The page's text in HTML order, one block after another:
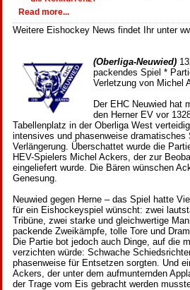
Read more...
Weitere Eishockey News findet Ihr unter
(Oberliga-Neuwied)
packendes Spiel *
Verletzung von Michel
Der EHC Neuwied hat
den Herner EV vor
Tabellenplatz in der Oberliga West
intensives und phasenweise dramatisches
Verlängerung. Überschattet wurde die
HEV-Spielers Michel Ackers, der zur
eingeliefert wurde. Die Bären wünschen
Genesung.
Neuwied gegen Herne – das Spiel hatte
für ein Eishockeyspiel wünscht: zwei
Tribüne, zwei starke und gleichwertige
packende Zweikämpfe, tolle Tore und
Die Partie bot jedoch auch Dinge, auf die
verzichten würde: Schwache
phasenweise für Entsetzen sorgten. Und
Ackers, der unter dem aufmunternden
der Trage vom Eis gebracht werden